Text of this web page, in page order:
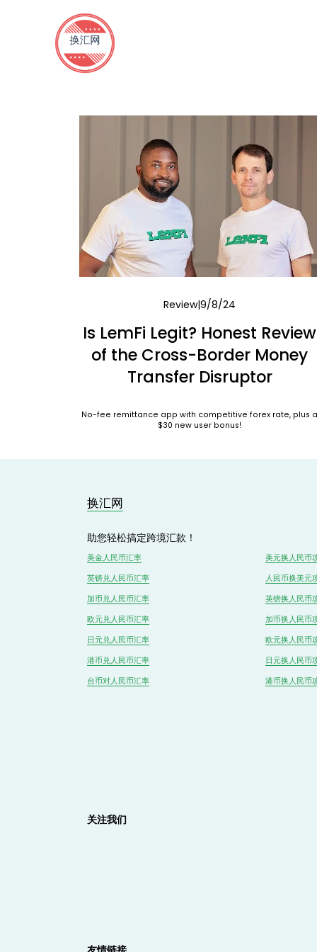
Review 9/8/24
Is LemFi Legit? Honest Review
of the Cross-Border Money
Transfer Disruptor
No-fee remittance app with competitive forex rate, plus a
$30 new user bonus!
换汇网
助您轻松搞定跨境汇款！
美金人民币汇率
英镑兑人民币汇率
加币兑人民币汇率
欧元兑人民币汇率
日元兑人民币汇率
港币兑人民币汇率
台币对人民币汇率
美元换人民币
人民币换美元
英镑换人民币
加币换人民币
欧元换人民币
日元换人民币
港币换人民币
关注我们